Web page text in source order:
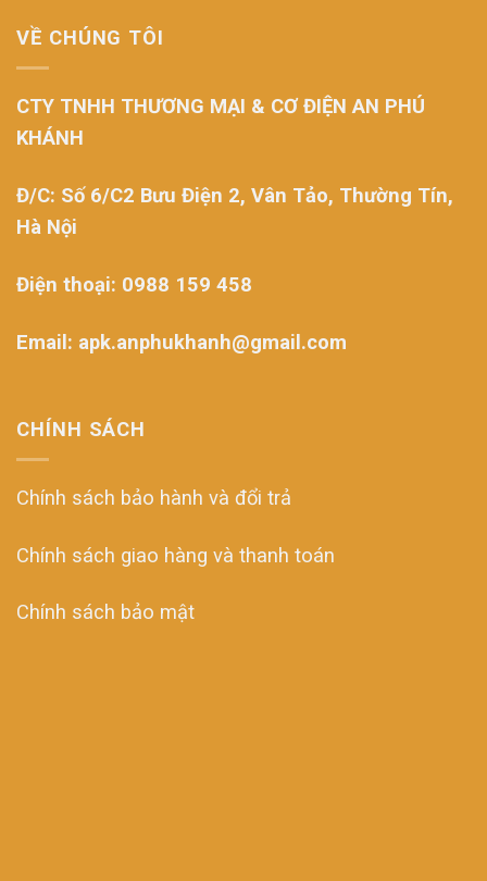
VỀ CHÚNG TÔI
CTY TNHH THƯƠNG MẠI & CƠ ĐIỆN AN PHÚ
KHÁNH
Đ/C: Số 6/C2 Bưu Điện 2, Vân Tảo, Thường Tín,
Hà Nội
Điện thoại: 0988 159 458
Email: apk.anphukhanh@gmail.com
CHÍNH SÁCH
Chính sách bảo hành và đổi trả
Chính sách giao hàng và thanh toán
Chính sách bảo mật